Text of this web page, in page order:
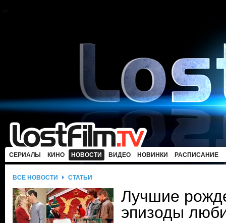
СЕРИАЛЫ КИНО НОВОСТИ ВИДЕО НОВИНКИ РАСПИСАНИЕ
ВСЕ НОВОСТИ СТАТЬИ
Лучшие
эпизоды